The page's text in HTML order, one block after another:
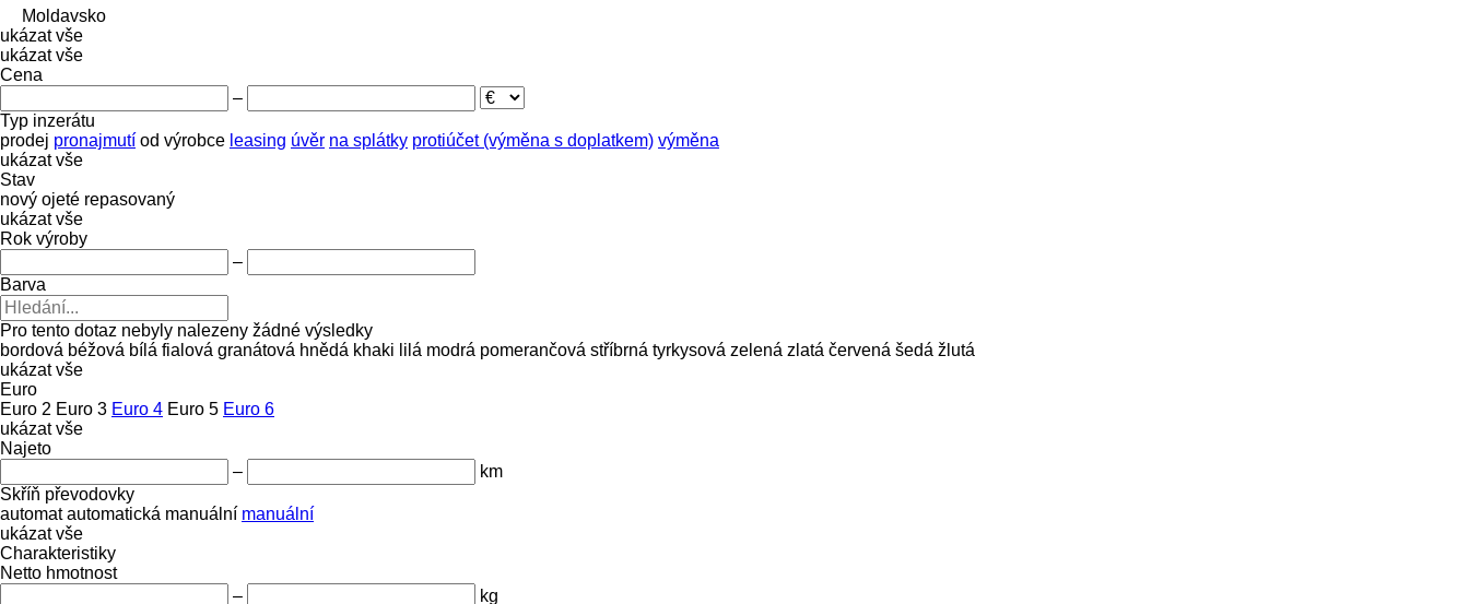
Moldavsko
ukázat vše
ukázat vše
Cena
–
Typ inzerátu
prodej pronajmutí od výrobce leasing úvěr na splátky protiúčet (výměna s doplatkem) výměna
ukázat vše
Stav
nový ojeté repasovaný
ukázat vše
Rok výroby
–
Barva
Pro tento dotaz nebyly nalezeny žádné výsledky
bordová béžová bílá fialová granátová hnědá khaki lilá modrá pomerančová stříbrná tyrkysová zelená zlatá červená šedá žlutá
ukázat vše
Euro
Euro 2 Euro 3 Euro 4 Euro 5 Euro 6
ukázat vše
Najeto
–
km
Skříň převodovky
automat automatická manuální manuální
ukázat vše
Charakteristiky
Netto hmotnost
–
kg